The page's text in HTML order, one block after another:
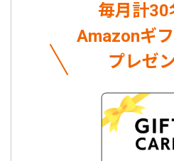
毎月計30
Amazonギ
プレゼ